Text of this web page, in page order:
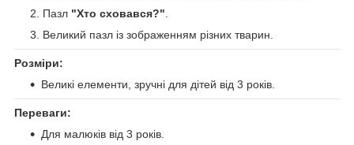
Пазл "Хто сховався?"
Великий пазл із зображенням різних тварин.
Розміри:
Великі елементи, зручні для дітей від 3 років.
Переваги:
Для малюків від 3 років.